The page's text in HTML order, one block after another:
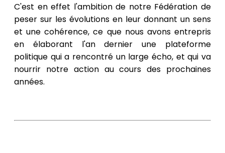
C'est en effet l'ambition de notre Fédération de
peser sur les évolutions en leur donnant un sens
et une cohérence, ce que nous avons entrepris
en élaborant l'an dernier une plateforme
politique qui a rencontré un large écho, et qui va
nourrir notre action au cours des prochaines
années.